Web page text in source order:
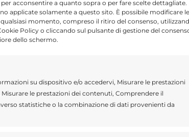
acconsentire a quanto sopra o per fare scelte dettagliate.
applicate solamente a questo sito. È possibile modificare le
momento, compreso il ritiro del consenso,
Policy o cliccando sul pulsante di gestione del
dello schermo.
su dispositivo e/o accedervi, Misurare le prestazioni
le prestazioni dei contenuti, Comprendere il
statistiche o la combinazione di dati provenienti da
dell'acqua, ricercando
strade, sulla raccolta dei rifiuti
le odiose discariche
della città non può
e alle produzioni
nel sistema dei prezzi
del mercato globale e serve
più grandi e importanti strutture